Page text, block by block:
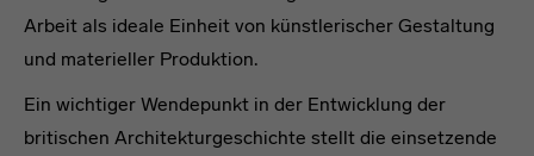
Arbeit als ideale Einheit von künstlerischer Gestaltung
und materieller Produktion.
Ein wichtiger Wendepunkt in der Entwicklung der
britischen Architekturgeschichte stellt die einsetzende